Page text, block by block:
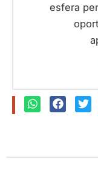
esfera